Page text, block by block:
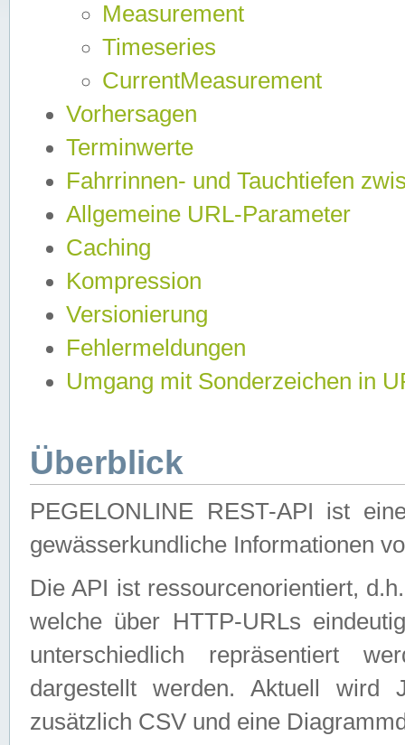
Measurement
Timeseries
CurrentMeasurement
Vorhersagen
Terminwerte
Fahrrinnen- und Tauchtiefen
Allgemeine URL-Parameter
Caching
Kompression
Versionierung
Fehlermeldungen
Umgang mit Sonderzeichen in
Überblick
PEGELONLINE REST-API ist
gewässerkundliche Informationen
Die API ist ressourcenorientiert,
welche über HTTP-URLs
unterschiedlich repräsentiert
dargestellt werden. Aktuell wird
zusätzlich CSV und eine